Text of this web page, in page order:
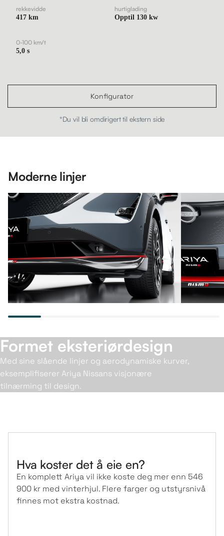
rekkevidde
417 km
hurtiglading
Opptil 130 kw
0-100 km/t
5,0 s
Konfigurator
*Du vil bli omdirigert til ekstern side
Moderne linjer
Formet eksteriørdesign
Med sine slående linjer og aerodynamiske kurver,
eksemplifiserer Ariya Nissans visjonære
tilnærming til design.
Hva koster det å eie en?
En komplett Ariya vil ikke koste deg mer enn 546
900 kr med vinterhjul. Flere farger og utstyrsnivå
finnes mot ekstra kostnad.